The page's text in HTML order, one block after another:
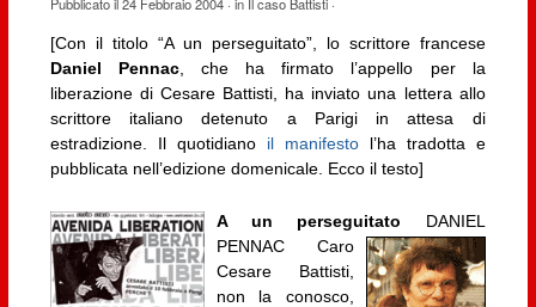
[Con il titolo “A un perseguitato”, lo scrittore francese
Daniel Pennac, che ha firmato l’appello per la
liberazione di Cesare Battisti, ha inviato una lettera allo
scrittore italiano detenuto a Parigi in attesa di
estradizione. Il quotidiano il manifesto l’ha tradotta e
pubblicata nell’edizione domenicale. Ecco il testo]
A un perseguitato DANIEL
PENNAC Caro
Cesare Battisti,
non la conosco,